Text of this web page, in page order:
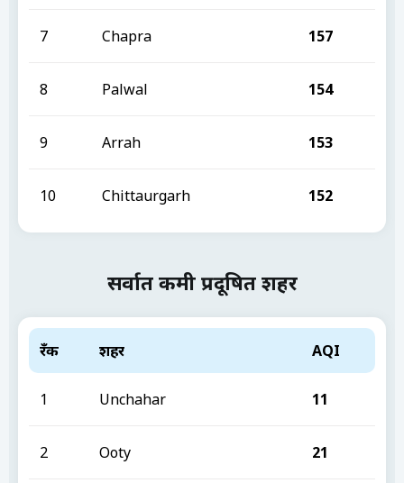
7 Chapra 157
8 Palwal 154
9 Arrah 153
10 Chittaurgarh 152
सर्वात कमी प्रदूषित शहर
रँक शहर AQI
1 Unchahar 11
2 Ooty 21